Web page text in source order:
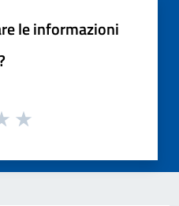
le informazioni